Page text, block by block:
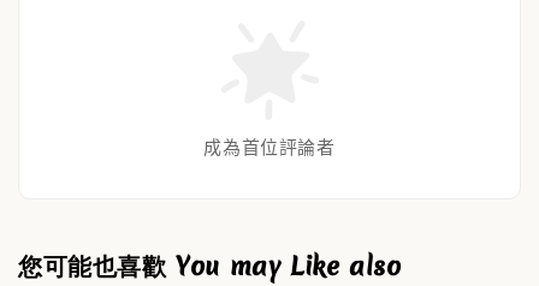
成為首位評論者
您可能也喜歡 You may Like also